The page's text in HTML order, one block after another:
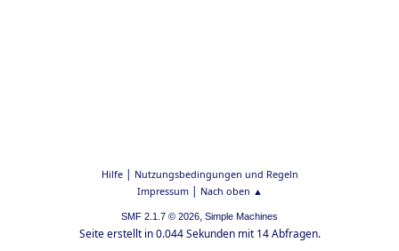
Hilfe| Nutzungsbedingungen und Regeln
Impressum| Nach oben ▲
SMF 2.1.7 © 2026, Simple Machines
Seite erstellt in 0.044 Sekunden mit 14 Abfragen.